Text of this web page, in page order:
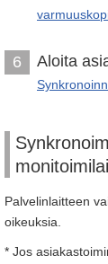
6 Aloita
Palvelinlaitteen
oikeuksia.
* Jos